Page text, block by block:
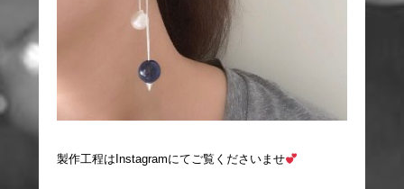
製作工程はInstagramにてご覧くださいませ